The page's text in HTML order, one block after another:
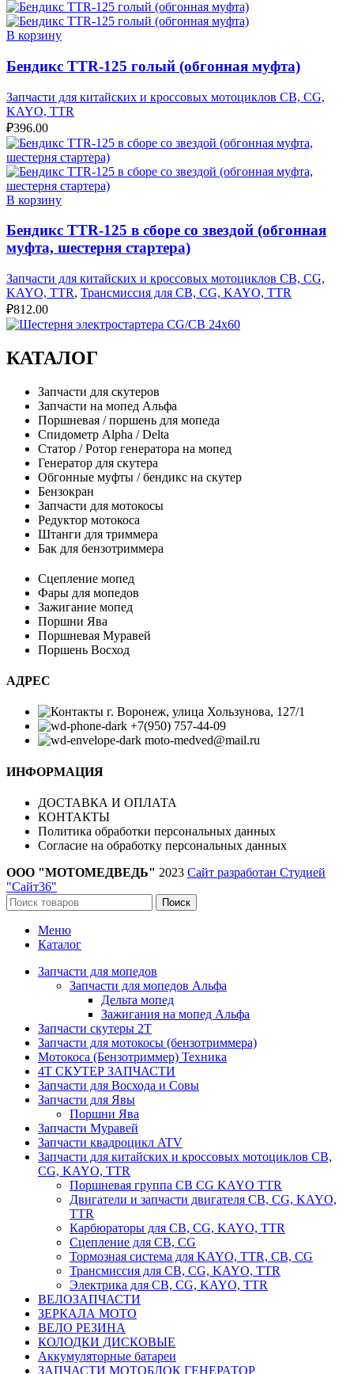
В корзину
Бендикс TTR-125 голый (обгонная муфта)
Запчасти для китайских и кроссовых мотоциклов CB, CG,
KAYO, TTR
₽396.00
В корзину
Бендикс TTR-125 в сборе со звездой (обгонная
муфта, шестерня стартера)
Запчасти для китайских и кроссовых мотоциклов CB, CG,
KAYO, TTR, Трансмиссия для CB, CG, KAYO, TTR
₽812.00
КАТАЛОГ
Запчасти для скутеров
Запчасти на мопед Альфа
Поршневая / поршень для мопеда
Спидометр Alpha / Delta
Статор / Ротор генератора на мопед
Генератор для скутера
Обгонные муфты / бендикс на скутер
Бензокран
Запчасти для мотокосы
Редуктор мотокоса
Штанги для триммера
Бак для бензотриммера
Сцепление мопед
Фары для мопедов
Зажигание мопед
Поршни Ява
Поршневая Муравей
Поршень Восход
АДРЕС
г. Воронеж, улица Хользунова, 127/1
+7(950) 757-44-09
moto-medved@mail.ru
ИНФОРМАЦИЯ
ДОСТАВКА И ОПЛАТА
КОНТАКТЫ
Политика обработки персональных данных
Согласие на обработку персональных данных
ООО "МОТОМЕДВЕДЬ" 2023 Сайт разработан Студией
"Сайт36"
Поиск
Меню
Каталог
Запчасти для мопедов
Запчасти для мопедов Альфа
Дельта мопед
Зажигания на мопед Альфа
Запчасти скутеры 2Т
Запчасти для мотокосы (бензотриммера)
Мотокоса (Бензотриммер) Техника
4Т СКУТЕР ЗАПЧАСТИ
Запчасти для Восхода и Совы
Запчасти для Явы
Поршни Ява
Запчасти Муравей
Запчасти квадроцикл ATV
Запчасти для китайских и кроссовых мотоциклов CB,
CG, KAYO, TTR
Поршневая группа CB CG KAYO TTR
Двигатели и запчасти двигателя CB, CG, KAYO,
TTR
Карбюраторы для CB, CG, KAYO, TTR
Сцепление для CB, CG
Тормозная система для KAYO, TTR, CB, CG
Трансмиссия для CB, CG, KAYO, TTR
Электрика для CB, CG, KAYO, TTR
ВЕЛОЗАПЧАСТИ
ЗЕРКАЛА МОТО
ВЕЛО РЕЗИНА
КОЛОДКИ ДИСКОВЫЕ
Аккумуляторные батареи
ЗАПЧАСТИ МОТОБЛОК ГЕНЕРАТОР